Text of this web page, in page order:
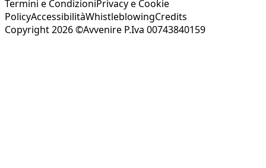
Termini e CondizioniPrivacy e Cookie
PolicyAccessibilitàWhistleblowingCredits
Copyright 2026 ©Avvenire P.Iva 00743840159